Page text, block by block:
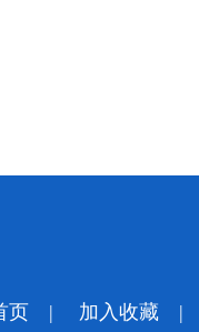
页 | 加入收藏 |